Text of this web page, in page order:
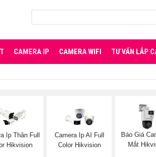
CAMERA IP CAMERA WIFI TƯ VẤN LẮP
Ip Thân Full
Hikvision
Camera Ip AI Full
Color Hikvision
Báo Giá
Mắt